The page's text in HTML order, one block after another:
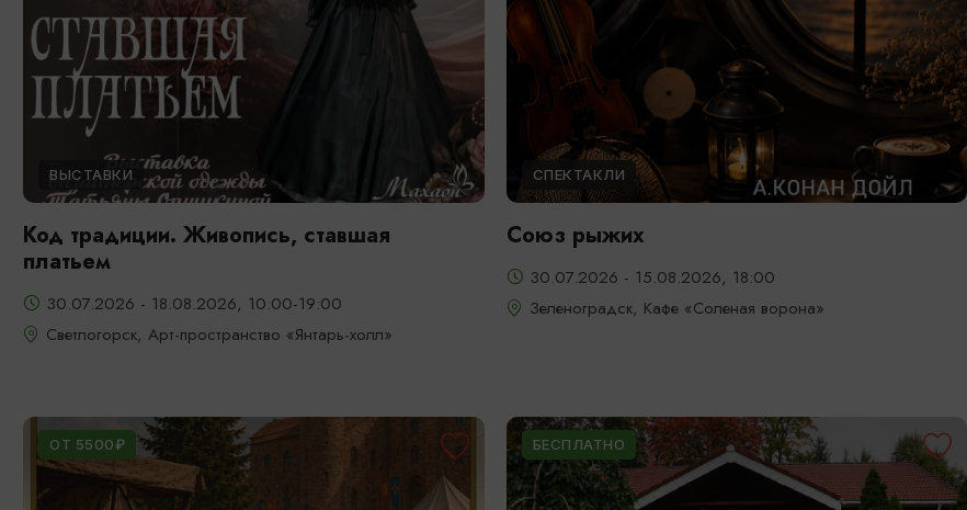
ВЫСТАВКИ
Код традиции. Живопись, ставшая
платьем
30.07.2026 - 18.08.2026, 10:00-19:00
Светлогорск, Арт-пространство «Янтарь-холл»
СПЕКТАКЛИ
Союз рыжих
30.07.2026 - 15.08.2026, 18:00
Зеленоградск, Кафе «Соленая ворона»
ОТ 5500₽ БЕСПЛАТНО